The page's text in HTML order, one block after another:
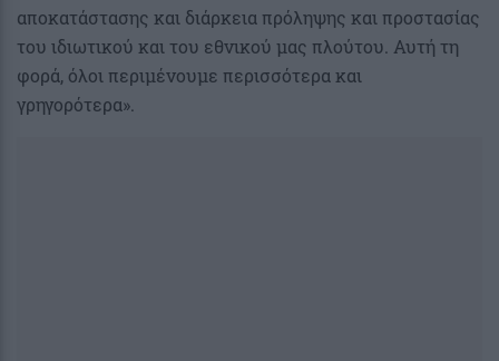
αποκατάστασης και διάρκεια πρόληψης και προστασίας
του ιδιωτικού και του εθνικού μας πλούτου. Αυτή τη
φορά, όλοι περιμένουμε περισσότερα και
γρηγορότερα».